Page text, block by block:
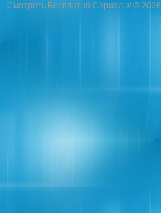
Смотреть Бесплатно Сериалы! © 2026